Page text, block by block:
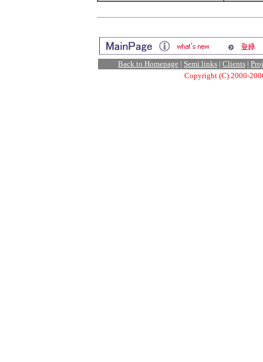
Back to Homepage | Semi links | Clients |
Copyright (C) 2000-